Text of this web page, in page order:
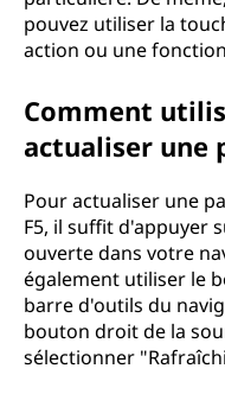
pouvez utiliser la
action ou une
Comment
actualiser une
Pour actualiser une
F5, il suffit d'appuyer
ouverte dans votre
également utiliser le
barre d'outils du
bouton droit de la
sélectionner